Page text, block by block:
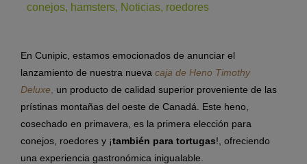
conejos, hamsters, Noticias, roedores
En Cunipic, estamos emocionados de anunciar el
lanzamiento de nuestra nueva caja de Heno Timothy
Deluxe
un producto de calidad superior proveniente de las
prístinas montañas del oeste de Canadá. Este heno,
cosechado en primavera, es la primera elección para
conejos, roedores y ¡también para tortugas!, ofreciendo
una experiencia gastronómica inigualable.